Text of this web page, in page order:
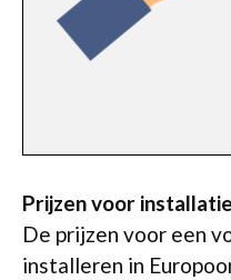
Prijzen voor
De prijzen voor een
installeren in